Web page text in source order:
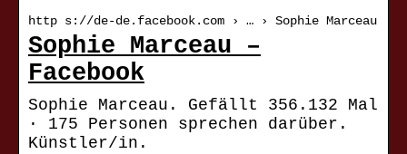
http s://de-de.facebook.com › … › Sophie Marceau
Sophie Marceau –
Facebook
Sophie Marceau. Gefällt 356.132 Mal
· 175 Personen sprechen darüber.
Künstler/in.